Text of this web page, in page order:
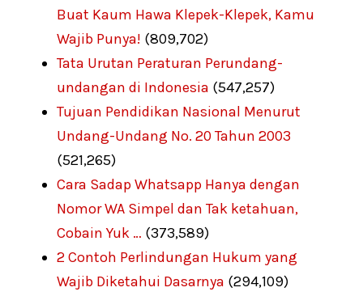
Buat Kaum Hawa Klepek-Klepek, Kamu
Wajib Punya! (809,702)
Tata Urutan Peraturan Perundang-
undangan di Indonesia (547,257)
Tujuan Pendidikan Nasional Menurut
Undang-Undang No. 20 Tahun 2003
(521,265)
Cara Sadap Whatsapp Hanya dengan
Nomor WA Simpel dan Tak ketahuan,
Cobain Yuk … (373,589)
2 Contoh Perlindungan Hukum yang
Wajib Diketahui Dasarnya (294,109)